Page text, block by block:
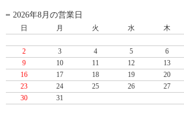
2026年8月の営業日
日 月 火 水 木
2
3 4 5 6
9
10 11 12 13
16
17 18 19 20
23
24 25 26 27
30
31